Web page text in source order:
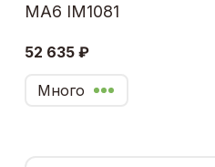
МА6 IM1081
52 635 ₽
Много